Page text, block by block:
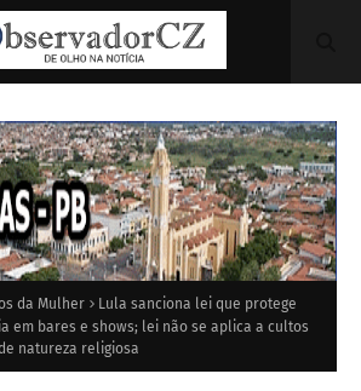
da Mulher
Lula sanciona lei que protege
em bares e shows; lei não se aplica a cultos
natureza religiosa